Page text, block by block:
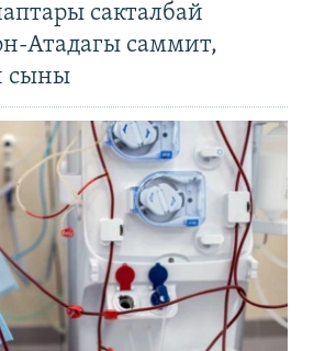
сакталбай
Атадагы саммит,
сыны